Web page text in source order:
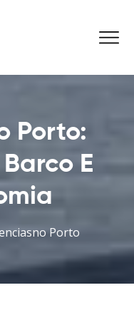
Porto:
E
Porto